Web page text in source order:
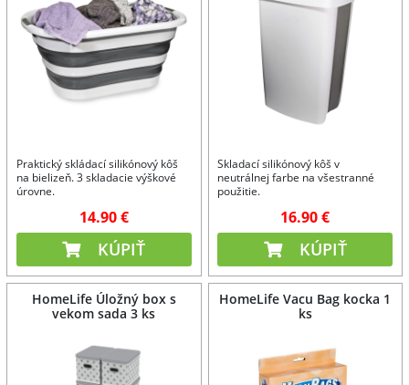
Praktický skládací silikónový kôš
na bielizeň. 3 skladacie výškové
úrovne.
14.90 €
KÚPIŤ
Skladací silikónový kôš v
neutrálnej farbe na všestranné
použitie.
16.90 €
KÚPIŤ
HomeLife Úložný box s
vekom sada 3 ks
HomeLife Vacu Bag kocka 1
ks